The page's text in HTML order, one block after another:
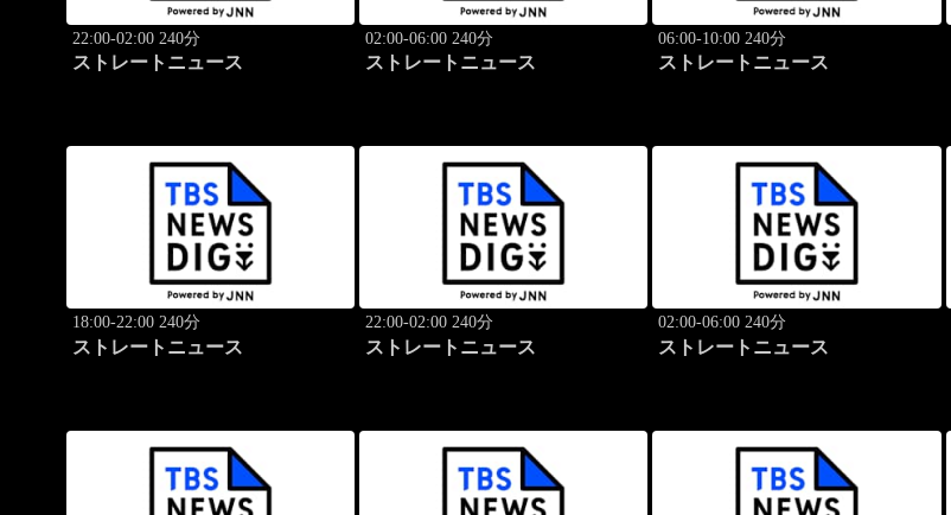
22:00-02:00 240分
ストレートニュース
02:00-06:00 240分
ストレートニュース
06:00-10:00 240分
ストレートニュース
18:00-22:00 240分
ストレートニュース
22:00-02:00 240分
ストレートニュース
02:00-06:00 240分
ストレートニュース